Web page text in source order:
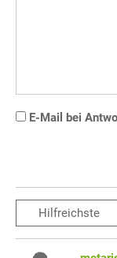
E-Mail bei
Hilfreichste